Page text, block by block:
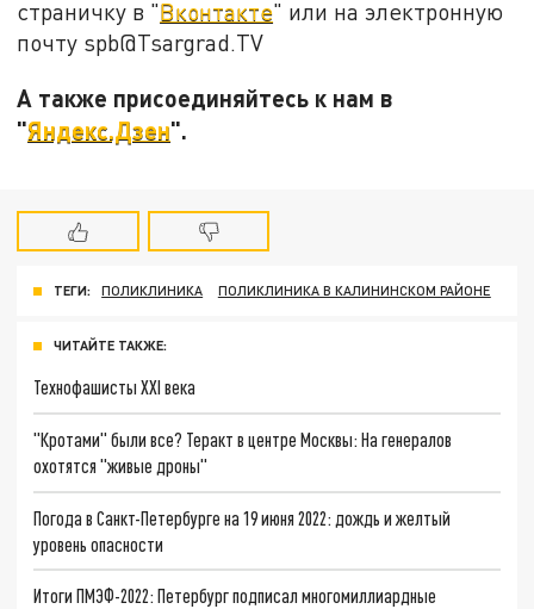
страничку в "Вконтакте" или на электронную
почту spb@Tsargrad.TV
А также присоединяйтесь к нам в
"Яндекс.Дзен".
ТЕГИ: ПОЛИКЛИНИКА ПОЛИКЛИНИКА В КАЛИНИНСКОМ РАЙОНЕ
ЧИТАЙТЕ ТАКЖЕ:
Технофашисты XXI века
"Кротами" были все? Теракт в центре Москвы: На генералов
охотятся "живые дроны"
Погода в Санкт-Петербурге на 19 июня 2022: дождь и желтый
уровень опасности
Итоги ПМЭФ-2022: Петербург подписал многомиллиардные